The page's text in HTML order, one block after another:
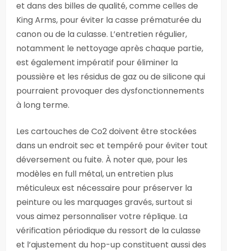
et dans des billes de qualité, comme celles de
King Arms, pour éviter la casse prématurée du
canon ou de la culasse. L’entretien régulier,
notamment le nettoyage après chaque partie,
est également impératif pour éliminer la
poussière et les résidus de gaz ou de silicone qui
pourraient provoquer des dysfonctionnements
à long terme.
Les cartouches de Co2 doivent être stockées
dans un endroit sec et tempéré pour éviter tout
déversement ou fuite. À noter que, pour les
modèles en full métal, un entretien plus
méticuleux est nécessaire pour préserver la
peinture ou les marquages gravés, surtout si
vous aimez personnaliser votre réplique. La
vérification périodique du ressort de la culasse
et l’ajustement du hop-up constituent aussi des